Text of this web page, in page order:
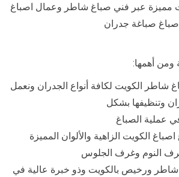
مميزة عبر فني صباغ شاطر وعمال اصباغ
صباغة جدران
ومن أهمها:
شاطر الكويت لكافة أنواع الجدران ونعمل
وتنظيفها بشكل
عملية الصباغ
اصباغ الكويت الزاهية والألوان المميزة
النوم وغرف الجلوس
ورخيص بالكويت وذو خبرة عالية في